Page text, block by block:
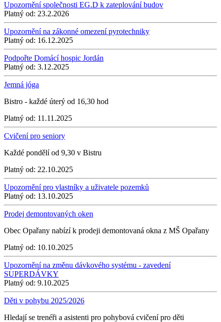
Upozornění společnosti EG.D k zateplování budov
Platný od: 23.2.2026
Upozornění na zákonné omezení pyrotechniky
Platný od: 16.12.2025
Podpořte Domácí hospic Jordán
Platný od: 3.12.2025
Jemná jóga
Bistro - každé úterý od 16,30 hod
Platný od: 11.11.2025
Cvičení pro seniory
Každé pondělí od 9,30 v Bistru
Platný od: 22.10.2025
Upozornění pro vlastníky a uživatele pozemků
Platný od: 13.10.2025
Prodej demontovaných oken
Obec Opařany nabízí k prodeji demontovaná okna z MŠ Opařany
Platný od: 10.10.2025
Upozornění na změnu dávkového systému - zavedení
SUPERDÁVKY
Platný od: 9.10.2025
Děti v pohybu 2025/2026
Hledají se trenéři a asistenti pro pohybová cvičení pro děti